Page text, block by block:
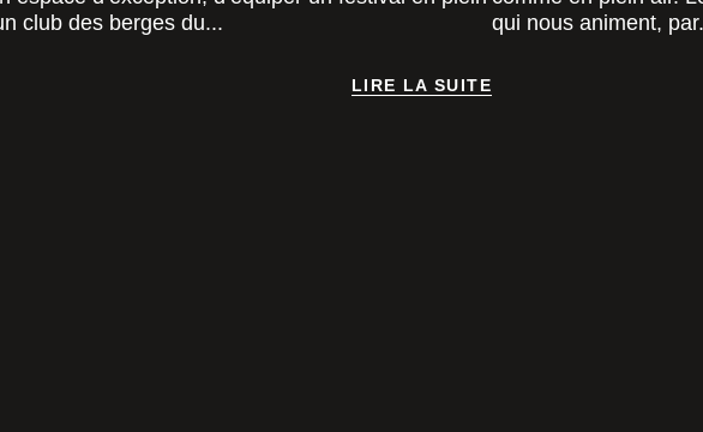
club des berges du...
LIRE LA SUITE
qui nous animent,